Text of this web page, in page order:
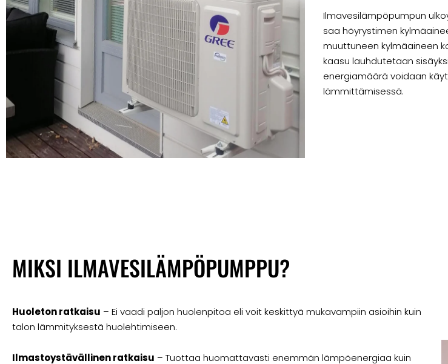
Ilmavesilämpöpumpun
saa höyrystimen
muuttuneen kylmäaineen
kaasu lauhdutetaan
energiamäärä voidaan
lämmittämisessä.
MIKSI ILMAVESILÄMPÖPUMPPU?
Huoleton ratkaisu – Ei vaadi paljon huolenpitoa eli voit keskittyä mukavampiin asioihin kuin
talon lämmityksestä huolehtimiseen.
Ilmastoystävällinen ratkaisu – Tuottaa huomattavasti enemmän lämpöenergiaa kuin